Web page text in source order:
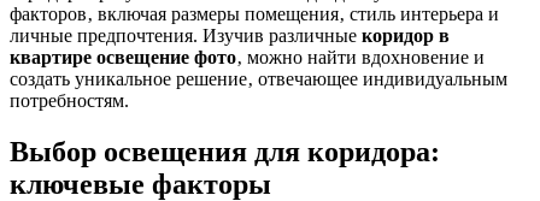
факторов‚ включая размеры помещения‚ стиль интерьера и
личные предпочтения. Изучив различные коридор в
квартире освещение фото‚ можно найти вдохновение и
создать уникальное решение‚ отвечающее индивидуальным
потребностям.
Выбор освещения для коридора:
ключевые факторы